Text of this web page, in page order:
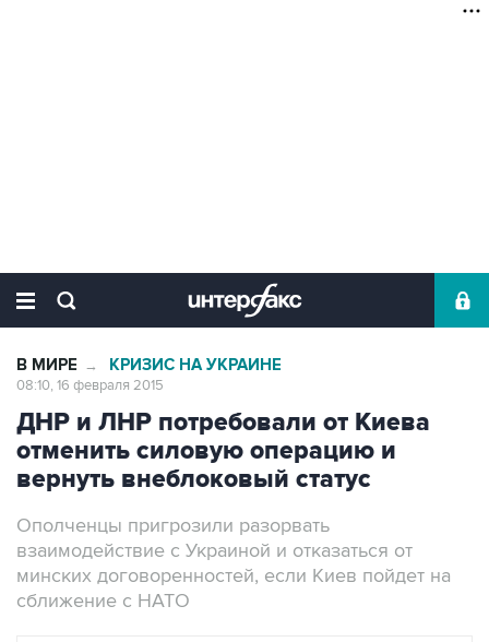
В МИРЕ → КРИЗИС НА УКРАИНЕ
08:10, 16 февраля 2015
ДНР и ЛНР потребовали от Киева
отменить силовую операцию и
вернуть внеблоковый статус
Ополченцы пригрозили разорвать
взаимодействие с Украиной и отказаться от
минских договоренностей, если Киев пойдет на
сближение с НАТО